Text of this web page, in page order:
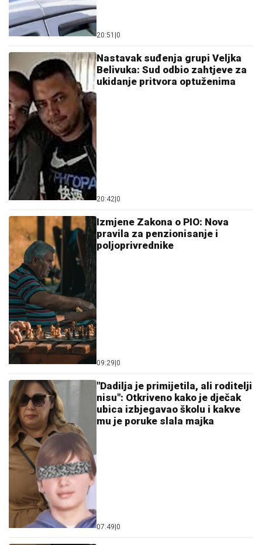
20:51 0
Nastavak suđenja grupi Veljka
Belivuka: Sud odbio zahtjeve za
ukidanje pritvora optuženima
20:42 0
Izmjene Zakona o PIO: Nova
pravila za penzionisanje i
poljoprivrednike
09:29 0
"Dadilja je primijetila, ali roditelji
nisu": Otkriveno kako je dječak
ubica izbjegavao školu i kakve
mu je poruke slala majka
07:49 0